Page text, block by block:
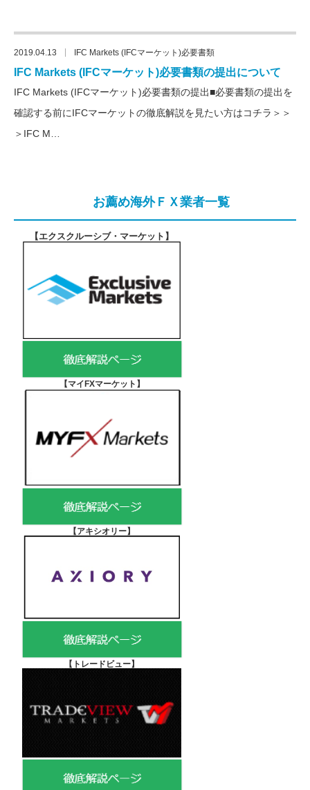
2019.04.13 IFC Markets (IFCマーケット)必要書類
IFC Markets (IFCマーケット)必要書類の提出について
IFC Markets (IFCマーケット)必要書類の提出■必要書類の提出を
確認する前にIFCマーケットの徹底解説を見たい方はコチラ＞＞
＞IFC M…
お薦め海外ＦＸ業者一覧
【エクスクルーシブ・マーケット 】
【マイFXマーケット 】
【アキシオリー】
【 トレードビュー】